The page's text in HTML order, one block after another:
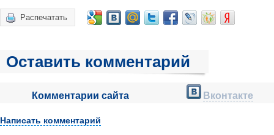
Распечатать
Оставить комментарий
Комментарии сайта Вконтакте
Написать комментарий